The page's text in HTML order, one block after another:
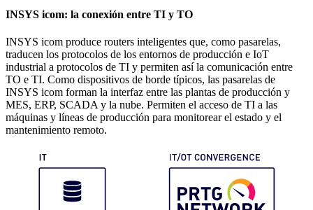
INSYS icom: la conexión entre TI y TO
INSYS icom produce routers inteligentes que, como pasarelas,
traducen los protocolos de los entornos de producción e IoT
industrial a protocolos de TI y permiten así la comunicación entre
TO e TI. Como dispositivos de borde típicos, las pasarelas de
INSYS icom forman la interfaz entre las plantas de producción y
MES, ERP, SCADA y la nube. Permiten el acceso de TI a las
máquinas y líneas de producción para monitorear el estado y el
mantenimiento remoto.